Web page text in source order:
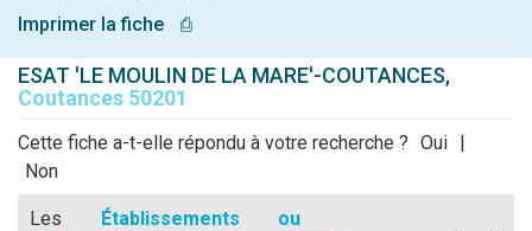
Imprimer la fiche
⎙
ESAT 'LE MOULIN DE LA MARE'-COUTANCES,
Coutances 50201
Cette fiche a-t-elle répondu à votre recherche ? Oui |
Non
Les Établissements ou